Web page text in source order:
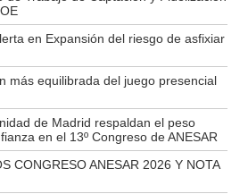
en Expansión del riesgo de asfixiar
más equilibrada del juego presencial
de Madrid respaldan el peso
en el 13º Congreso de ANESAR
CONGRESO ANESAR 2026 Y NOTA